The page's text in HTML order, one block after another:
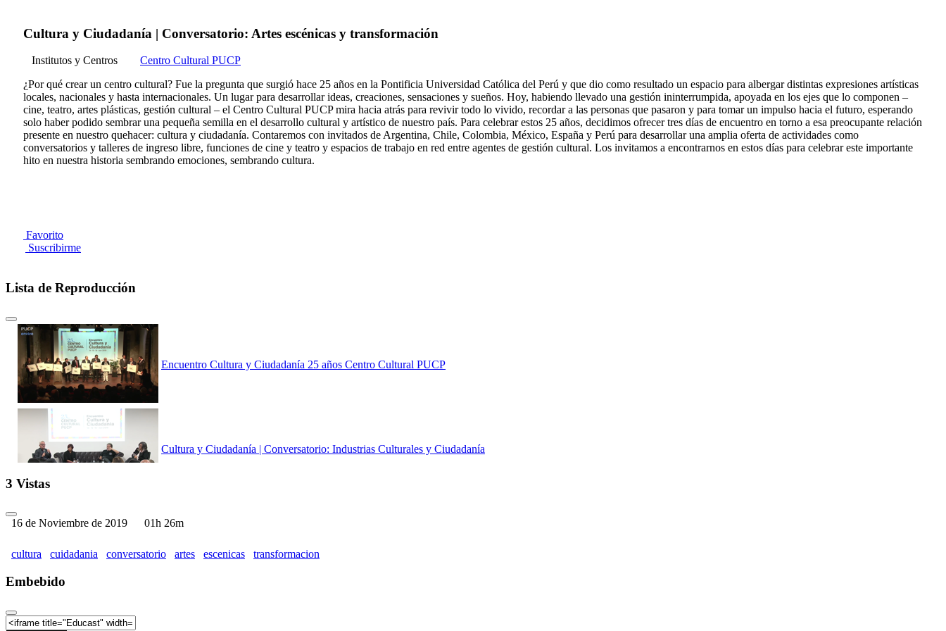
Cultura y Ciudadanía | Conversatorio: Artes escénicas y transformación
Institutos y Centros
Centro Cultural PUCP
¿Por qué crear un centro cultural? Fue la pregunta que surgió hace 25 años en la Pontificia Universidad Católica del Perú y que dio como resultado un espacio para albergar distintas expresiones artísticas
locales, nacionales y hasta internacionales. Un lugar para desarrollar ideas, creaciones, sensaciones y sueños. Hoy, habiendo llevado una gestión ininterrumpida, apoyada en los ejes que lo componen –
cine, teatro, artes plásticas, gestión cultural – el Centro Cultural PUCP mira hacia atrás para revivir todo lo vivido, recordar a las personas que pasaron y para tomar un impulso hacia el futuro, esperando
solo haber podido sembrar una pequeña semilla en el desarrollo cultural y artístico de nuestro país. Para celebrar estos 25 años, decidimos ofrecer tres días de encuentro en torno a esa preocupante relación
presente en nuestro quehacer: cultura y ciudadanía. Contaremos con invitados de Argentina, Chile, Colombia, México, España y Perú para desarrollar una amplia oferta de actividades como
conversatorios y talleres de ingreso libre, funciones de cine y teatro y espacios de trabajo en red entre agentes de gestión cultural. Los invitamos a encontrarnos en estos días para celebrar este importante
hito en nuestra historia sembrando emociones, sembrando cultura.
Favorito
Suscribirme
Lista de Reproducción
Encuentro Cultura y Ciudadanía 25 años Centro Cultural PUCP
Cultura y Ciudadanía | Conversatorio: Industrias Culturales y Ciudadanía
3 Vistas
16 de Noviembre de 2019 01h 26m
cultura cuidadania conversatorio artes escenicas transformacion
Embebido